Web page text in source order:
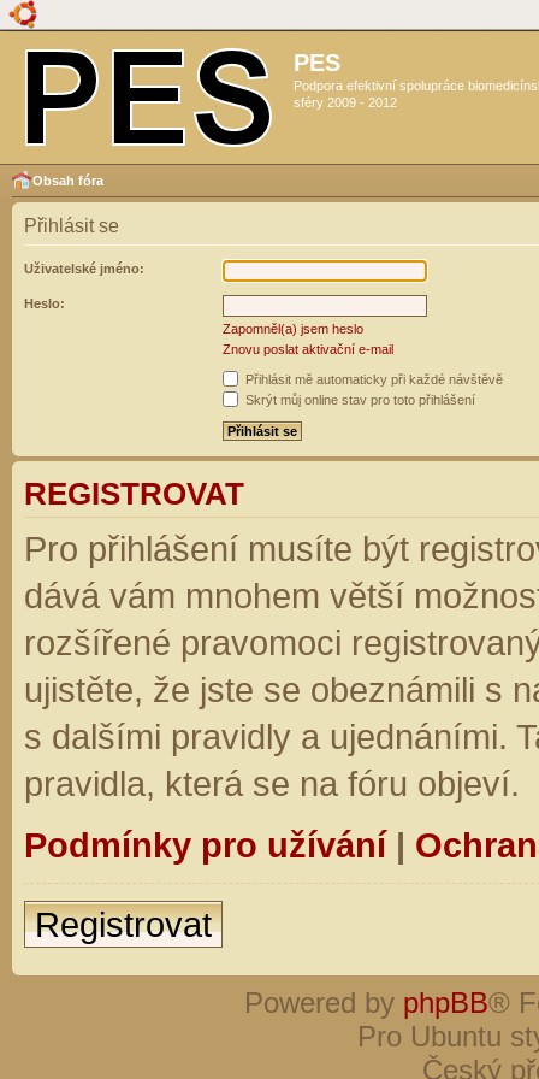
PES
Podpora efektivní spolupráce
sféry 2009 - 2012
Obsah fóra
Přihlásit se
Uživatelské jméno:
Heslo:
Zapomněl(a) jsem heslo
Znovu poslat aktivační e-mail
Přihlásit mě automaticky při každé návštěvě
Skrýt můj online stav pro toto přihlášení
REGISTROVAT
Pro přihlášení musíte být
dává vám mnohem větší
rozšířené pravomoci
ujistěte, že jste se obeznámili s
s dalšími pravidly a ujednáními.
pravidla, která se na fóru objeví.
Podmínky pro užívání|
Registrovat
Powered by phpBB®
Pro Ubuntu
Český